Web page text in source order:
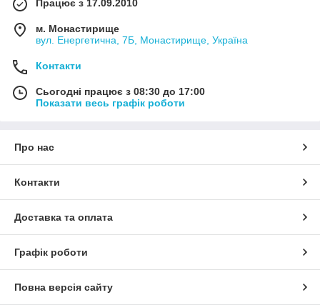
Працює з 17.09.2010
м. Монастирище
вул. Енергетична, 7Б, Монастирище, Україна
Контакти
Сьогодні працює з 08:30 до 17:00
Показати весь графік роботи
Про нас
Контакти
Доставка та оплата
Графік роботи
Повна версія сайту